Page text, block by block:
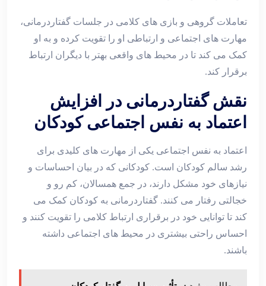
تعاملات گروهی و بازی ‌های کلامی در جلسات گفتاردرمانی،
مهارت ‌های اجتماعی و ارتباطی او را تقویت کرده و به او
کمک می‌ کند تا در محیط‌ های واقعی بهتر با دیگران ارتباط
برقرار کند.
نقش گفتاردرمانی در افزایش
اعتماد به‌ نفس اجتماعی کودکان
اعتماد به ‌نفس اجتماعی یکی از مهارت‌ های کلیدی برای
رشد سالم کودکان است. کودکانی که در بیان احساسات و
نیازهای خود مشکل دارند، در جمع همسالان، کم ‌رو و
خجالتی رفتار می ‌کنند. گفتاردرمانی به کودکان کمک می‌
کند تا توانایی خود در برقراری ارتباط کلامی را تقویت کنند و
احساس راحتی بیشتری در محیط ‌های اجتماعی داشته
باشند.